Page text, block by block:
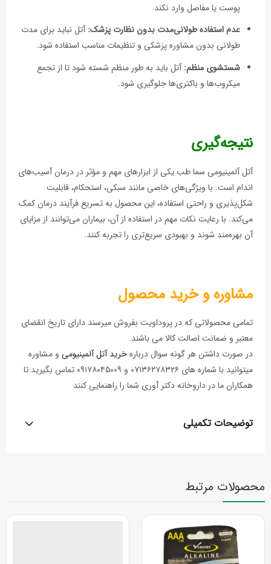
پوست یا مفاصل وارد نکند.
عدم استفاده طولانی‌مدت بدون نظارت پزشک:آتل نباید برای مدت
طولانی بدون مشاوره پزشکی و تنظیمات مناسب استفاده شود.
شستشوی منظم:آتل باید به طور منظم شسته شود تا از تجمع
میکروب‌ها و باکتری‌ها جلوگیری شود.
نتیجه‌گیری
آتل آلمینیومی سما طب یکی از ابزارهای مهم و مؤثر در درمان آسیب‌های
اندام است. با ویژگی‌های خاصی مانند سبکی، استحکام، قابلیت
شکل‌پذیری و راحتی استفاده، این محصول به تسریع فرآیند درمان کمک
می‌کند. با رعایت نکات مهم در استفاده از آن، بیماران می‌توانند از مزایای
آن بهره‌مند شوند و بهبودی سریع‌تری را تجربه کنند.
مشاوره و خرید محصول
تمامی محصولاتی که در پروداویت بفروش میرسند دارای تاریخ انقضای
معتبر و ضمانت اصالت کالا می باشند.
در صورت داشتن هر گونه سوال دربارهخرید آتل آلمینیومی و مشاوره
میتوانید با شماره های ۰۷۱۳۶۲۷۸۳۲۶ و ۰۹۱۷۸۰۴۵۰۰۹ تماس بگیرید تا
همکاران ما در داروخانه دکتر آوری شما را راهنمایی کنند
توضیحات تکمیلی
محصولات مرتبط